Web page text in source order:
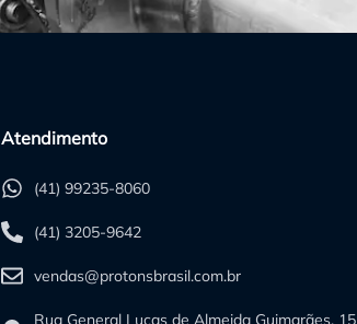
Atendimento
(41) 99235-8060
(41) 3205-9642
vendas@protonsbrasil.com.br
Rua General Lucas de Almeida Guimarães, 15